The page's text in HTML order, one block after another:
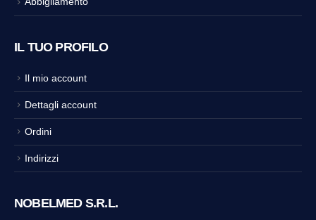
IL TUO PROFILO
Il mio account
Dettagli account
Ordini
Indirizzi
NOBELMED S.R.L.